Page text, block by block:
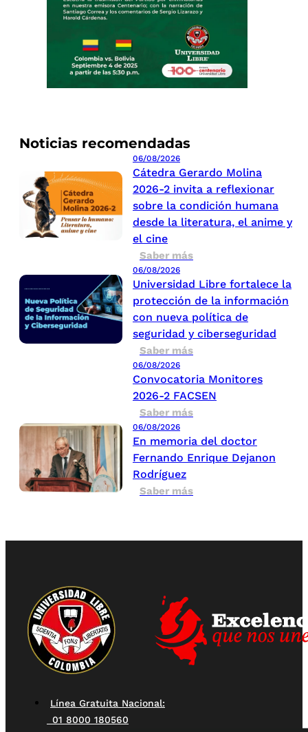
Noticias recomendadas
06/08/2026
Cátedra Gerardo Molina
2026-2 invita a reflexionar
sobre la condición humana
desde la literatura, el anime y
el cine
Saber más
06/08/2026
Universidad Libre fortalece la
protección de la información
con nueva política de
seguridad y ciberseguridad
Saber más
06/08/2026
Convocatoria Monitores
2026-2 FACSEN
Saber más
06/08/2026
En memoria del doctor
Fernando Enrique Dejanon
Rodríguez
Saber más
Línea Gratuita Nacional:
01 8000 180560